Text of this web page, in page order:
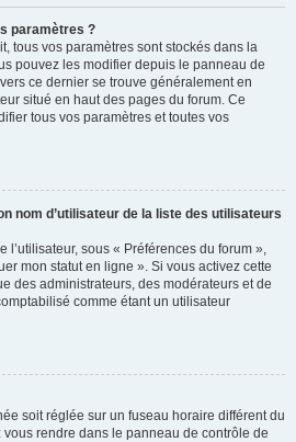
paramètres ?
tous vos paramètres sont stockés dans la
pouvez les modifier depuis le panneau de
ce dernier se trouve généralement en
situé en haut des pages du forum. Ce
tous vos paramètres et toutes vos
nom d’utilisateur de la liste des utilisateurs
l’utilisateur, sous « Préférences du forum »,
mon statut en ligne ». Si vous activez cette
des administrateurs, des modérateurs et de
comme étant un utilisateur
soit réglée sur un fuseau horaire différent du
rendre dans le panneau de contrôle de